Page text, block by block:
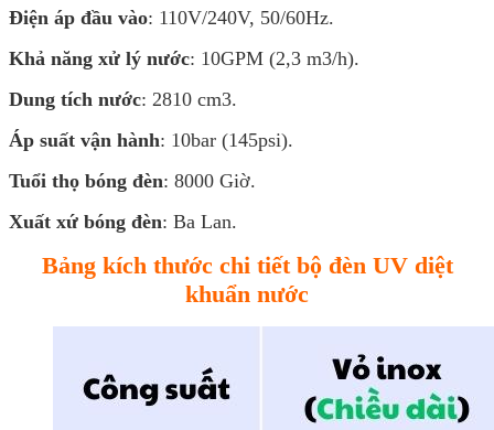
Điện áp đầu vào: 110V/240V, 50/60Hz.
Khả năng xử lý nước: 10GPM (2,3 m3/h).
Dung tích nước: 2810 cm3.
Áp suất vận hành: 10bar (145psi).
Tuổi thọ bóng đèn: 8000 Giờ.
Xuất xứ bóng đèn: Ba Lan.
Bảng kích thước chi tiết bộ đèn UV diệt
khuẩn nước